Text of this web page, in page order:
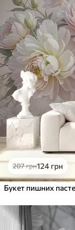
Преміум
1066640грн /м²
Преміум Вініл
1216730грн /м²
Peel and Stick
1458875 /м²
207грн124 грн